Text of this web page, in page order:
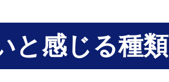
と感じる種類